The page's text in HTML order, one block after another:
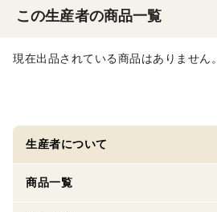
この生産者の商品一覧
現在出品されている商品はありません。
生産者について
商品一覧